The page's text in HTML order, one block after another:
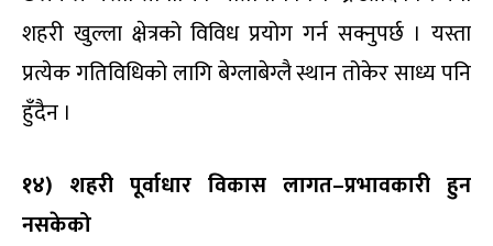
शहरी खुल्ला क्षेत्रको विविध प्रयोग गर्न सक्नुपर्छ । यस्ता
प्रत्येक गतिविधिको लागि बेग्लाबेग्लै स्थान तोकेर साध्य पनि
हुँदैन ।
१४) शहरी पूर्वाधार विकास लागत–प्रभावकारी हुन
नसकेको